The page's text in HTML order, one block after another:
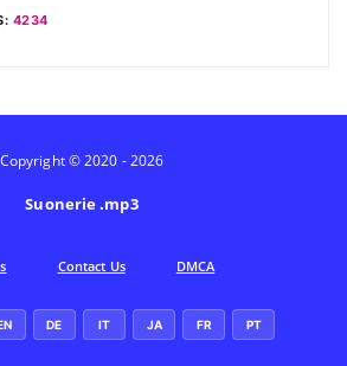
4234
Copyright © 2020 - 2026
Suonerie .mp3
Contact Us DMCA
DE IT JA FR PT